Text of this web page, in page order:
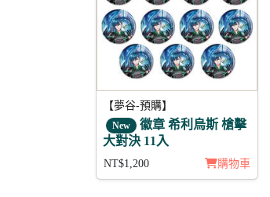
【夢谷-預購】
New 徽章 希利烏斯 槍擊
大對決 11入
NT$1,200 購物車